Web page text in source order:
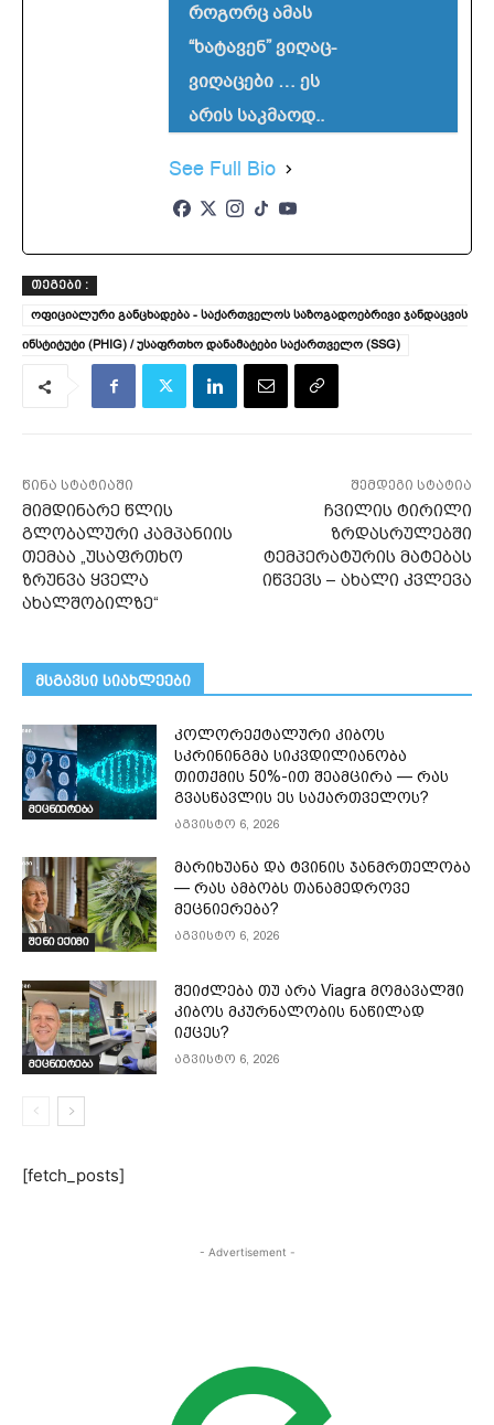
როგორც ამას
“ხატავენ” ვიღაც-
ვიღაცები … ეს
არის საკმაოდ..
See Full Bio
ᲗᲔᲒᲔᲑᲘ :
ოფიციალური განცხადება - საქართველოს საზოგადოებრივი ჯანდაცვის
ინსტიტუტი (PHIG) / უსაფრთხო დანამატები საქართველო (SSG)
წინა სტატიაში
მიმდინარე წლის
გლობალური კამპანიის
თემაა „უსაფრთხო
ზრუნვა ყველა
ახალშობილზე“
შემდეგი სტატია
ჩვილის ტირილი
ზრდასრულებში
ტემპერატურის მატებას
იწვევს – ახალი კვლევა
მსგავსი სიახლეები
მეცნიერება
კოლორექტალური კიბოს
სკრინინგმა სიკვდილიანობა
თითქმის 50%-ით შეამცირა — რას
გვასწავლის ეს საქართველოს?
აგვისტო 6, 2026
შენი ექიმი
მარიხუანა და ტვინის ჯანმრთელობა
— რას ამბობს თანამედროვე
მეცნიერება?
აგვისტო 6, 2026
მეცნიერება
შეიძლება თუ არა Viagra მომავალში
კიბოს მკურნალობის ნაწილად
იქცეს?
აგვისტო 6, 2026
[fetch_posts]
- Advertisement -